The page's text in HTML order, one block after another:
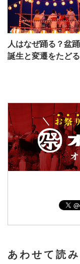
人はなぜ踊る？盆
誕生と変遷をたどる
あわせて読